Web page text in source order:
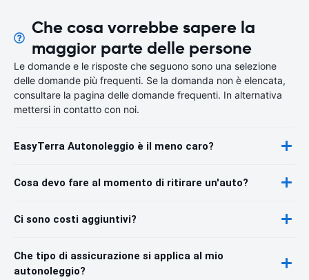
Che cosa vorrebbe sapere la
maggior parte delle persone
Le domande e le risposte che seguono sono una selezione
delle domande più frequenti. Se la domanda non è elencata,
consultare la pagina delle domande frequenti. In alternativa
mettersi in contatto con noi.
EasyTerra Autonoleggio è il meno caro?
Cosa devo fare al momento di ritirare un'auto?
Ci sono costi aggiuntivi?
Che tipo di assicurazione si applica al mio
autonoleggio?